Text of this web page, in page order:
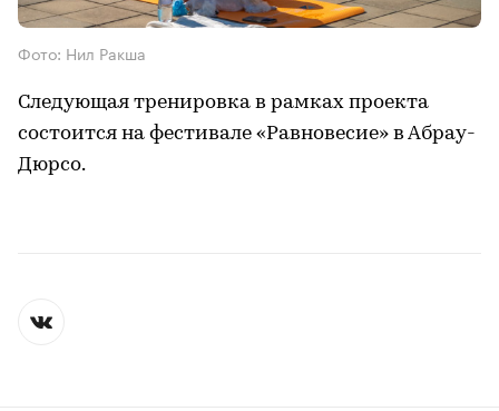
Фото: Нил Ракша
Следующая тренировка в рамках проекта
состоится на фестивале «Равновесие» в Абрау-
Дюрсо.